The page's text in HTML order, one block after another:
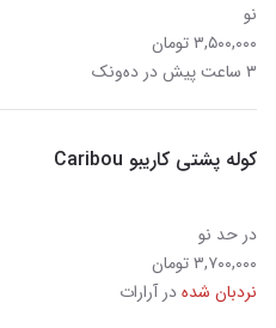
نو
۳,۵۰۰,۰۰۰ تومان
۳ ساعت پیش در ده‌ونک
کوله پشتی کاریبو Caribou
در حد نو
۳,۷۰۰,۰۰۰ تومان
نردبان شدهدر آرارات